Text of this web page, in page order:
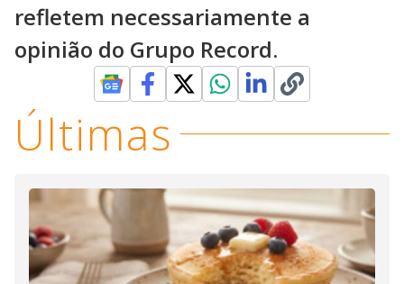
refletem necessariamente a
opinião do Grupo Record.
Últimas